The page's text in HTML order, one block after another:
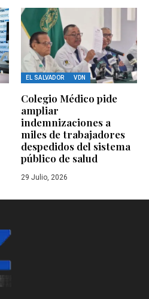
EL SALVADOR VDN
Colegio Médico pide
ampliar
indemnizaciones a
miles de trabajadores
despedidos del sistema
público de salud
29 Julio, 2026